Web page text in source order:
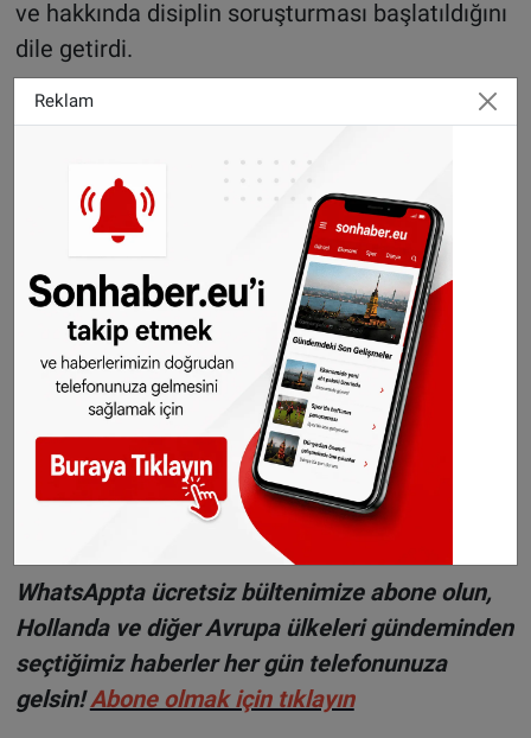
ve hakkında disiplin soruşturması başlatıldığını
dile getirdi.
4 yıla kadar hapis cezası alabilir
darp ve yaralama suçu ve ayrıca ırkçı
motivasyonla işlenmiş suç nedeniyle
soruşturmaya alındı. Polis memurunun suçlu
bulunması halinde 2 aydan 4 yıla kadar hapis ve
50 ila 400 euro arasında para cezasına
çarptırılma ihtimali bulunmakta.
Haber: Halil Uygun
©Sonhaber.eu
aberlerimiziİnstagram hesabımızdan
WhatsAppta ücretsiz bültenimize abone olun,
Hollanda ve diğer Avrupa ülkeleri gündeminden
seçtiğimiz haberler her gün telefonunuza
gelsin!Abone olmak için tıklayın
Reklam